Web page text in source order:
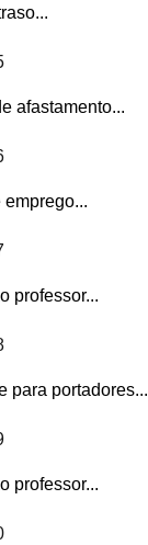
afastamento...
professor...
para portadores...
professor...